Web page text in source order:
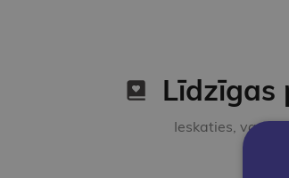
Līdzīgas
Ieskaties, varbūt